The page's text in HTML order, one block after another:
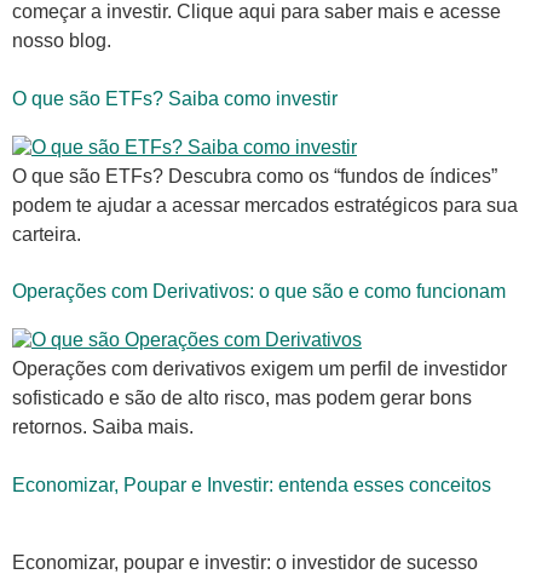
começar a investir. Clique aqui para saber mais e acesse
nosso blog.
O que são ETFs? Saiba como investir
O que são ETFs? Descubra como os “fundos de índices”
podem te ajudar a acessar mercados estratégicos para sua
carteira.
Operações com Derivativos: o que são e como funcionam
Operações com derivativos exigem um perfil de investidor
sofisticado e são de alto risco, mas podem gerar bons
retornos. Saiba mais.
Economizar, Poupar e Investir: entenda esses conceitos
Economizar, poupar e investir: o investidor de sucesso